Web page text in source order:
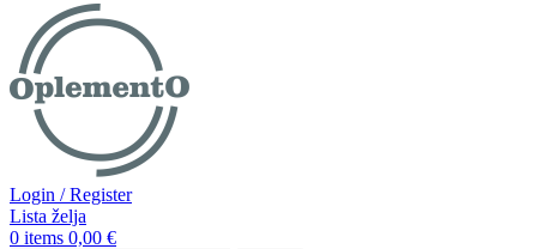
Login / Register
Lista želja
0 items 0,00 €